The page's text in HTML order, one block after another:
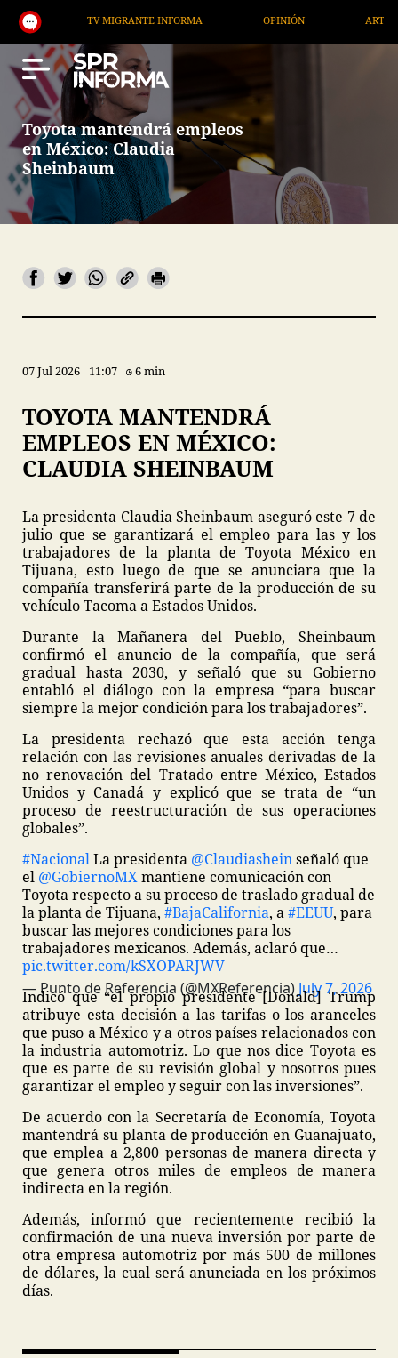
TV MIGRANTE INFORMA ARTÍCULOS
Toyota mantendrá empleos
en México: Claudia
Sheinbaum
07 Jul 2026 11:07 6 min
TOYOTA MANTENDRÁ
EMPLEOS EN MÉXICO:
CLAUDIA SHEINBAUM
La presidenta Claudia Sheinbaum aseguró este 7 de
julio que se garantizará el empleo para las y los
trabajadores de la planta de Toyota México en
Tijuana, esto luego de que se anunciara que la
compañía transferirá parte de la producción de su
vehículo Tacoma a Estados Unidos.
Durante la Mañanera del Pueblo, Sheinbaum
confirmó el anuncio de la compañía, que será
gradual hasta 2030, y señaló que su Gobierno
entabló el diálogo con la empresa “para buscar
siempre la mejor condición para los trabajadores”.
La presidenta rechazó que esta acción tenga
relación con las revisiones anuales derivadas de la
no renovación del Tratado entre México, Estados
Unidos y Canadá y explicó que se trata de “un
proceso de reestructuración de sus operaciones
globales”.
#NacionalLa presidenta @Claudiasheinseñaló que
el @GobiernoMXmantiene comunicación con
Toyota respecto a su proceso de traslado gradual de
la planta de Tijuana, #BajaCalifornia, a#EEUU, para
buscar las mejores condiciones para los
trabajadores mexicanos. Además, aclaró que…
pic.twitter.com/kSXOPARJWV
— Punto de Referencia (@MXReferencia) July 7, 2026
Indicó que “el propio presidente [Donald] Trump
atribuye esta decisión a las tarifas o los aranceles
que puso a México y a otros países relacionados con
la industria automotriz. Lo que nos dice Toyota es
que es parte de su revisión global y nosotros pues
garantizar el empleo y seguir con las inversiones”.
De acuerdo con la Secretaría de Economía, Toyota
mantendrá su planta de producción en Guanajuato,
que emplea a 2,800 personas de manera directa y
que genera otros miles de empleos de manera
indirecta en la región.
Además, informó que recientemente recibió la
confirmación de una nueva inversión por parte de
otra empresa automotriz por más 500 de millones
de dólares, la cual será anunciada en los próximos
días.